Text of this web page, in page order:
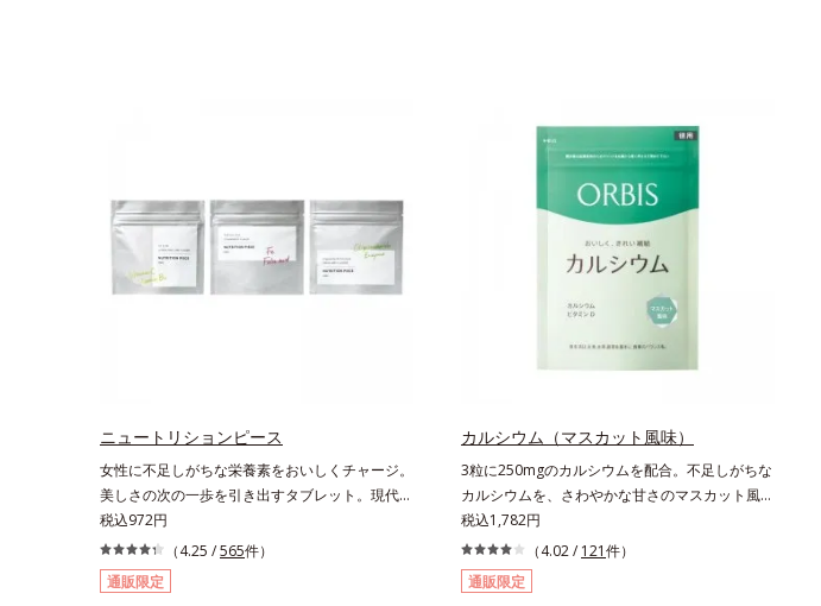
ニュートリションピース
女性に不足しがちな栄養素をおいしくチャージ。
美しさの次の一歩を引き出すタブレット。現代女
性に不足しがちな栄養素に着目。ぽいっとひと口
補いやすい６種類の「キレイの素」、タブレット
タイプのサプリメントシリーズです。女性の不足
栄養素No.1 鉄分に葉酸をプラス、印象づける晴
税込972円
（4.25 /565件）
通販限定
カルシウム（マスカット風味）
3粒に250mgのカルシウムを配合。不足しがちな
カルシウムを、さわやかな甘さのマスカット風味
で。3粒にお魚約4.5尾分（*1）のカルシウムを
配合したタブレット。どんどん不足していくカル
シウムを、手軽においしくチャージできる、さわ
やかな甘さのマスカット風味です。*1 : 「五訂増
税込1,782円
（4.02 / 121件）
通販限定